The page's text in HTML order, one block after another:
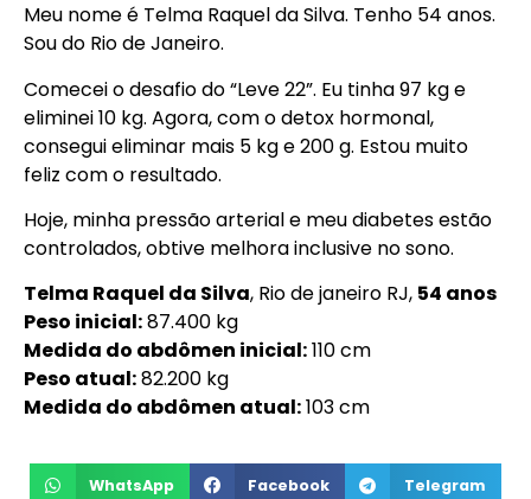
Meu nome é Telma Raquel da Silva. Tenho 54 anos.
Sou do Rio de Janeiro.
Comecei o desafio do “Leve 22”. Eu tinha 97 kg e
eliminei 10 kg. Agora, com o detox hormonal,
consegui eliminar mais 5 kg e 200 g. Estou muito
feliz com o resultado.
Hoje, minha pressão arterial e meu diabetes estão
controlados, obtive melhora inclusive no sono.
Telma Raquel da Silva, Rio de janeiro RJ, 54 anos
Peso inicial:87.400 kg
Medida do abdômen inicial:110 cm
Peso atual:82.200 kg
Medida do abdômen atual:103 cm
WhatsApp Facebook Telegram